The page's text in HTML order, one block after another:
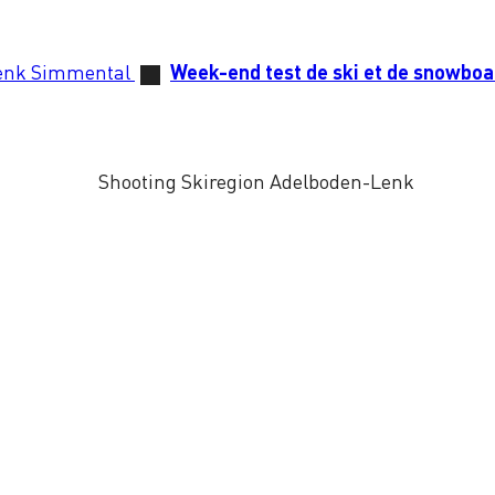
Simmental Week-end test de ski et de